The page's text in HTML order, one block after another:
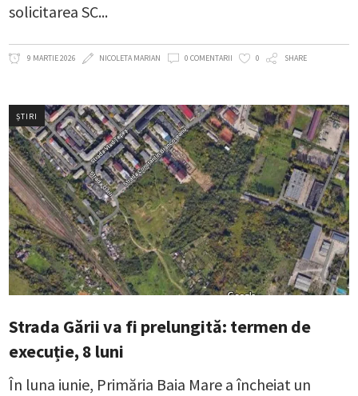
solicitarea SC
9 MARTIE 2026 NICOLETA MARIAN 0 COMENTARII 0 SHARE
ȘTIRI
Strada Gării va fi prelungită: termen de
execuție, 8 luni
În luna iunie, Primăria Baia Mare a încheiat un